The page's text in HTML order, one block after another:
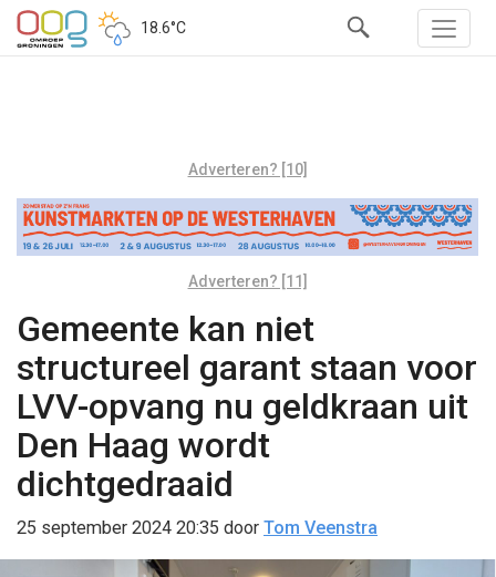
18.6°C
Adverteren? [10]
Adverteren? [11]
Gemeente kan niet
structureel garant staan voor
LVV-opvang nu geldkraan uit
Den Haag wordt
dichtgedraaid
25 september 2024 20:35 door Tom Veenstra